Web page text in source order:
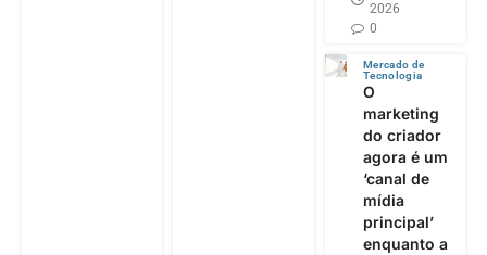
2026
0
Mercado de
Tecnologia
O
marketing
do criador
agora é um
‘canal de
mídia
principal’
enquanto a